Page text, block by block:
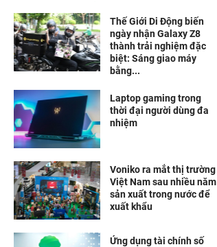
Thế Giới Di Động biến
ngày nhận Galaxy Z8
thành trải nghiệm đặc
biệt: Sáng giao máy
bằng...
Laptop gaming trong
thời đại người dùng đa
nhiệm
Voniko ra mắt thị trường
Việt Nam sau nhiều năm
sản xuất trong nước để
xuất khẩu
Ứng dụng tài chính số